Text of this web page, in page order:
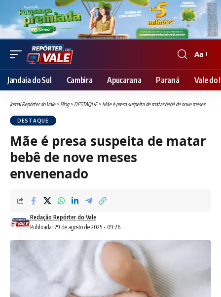
Font
Resizer
Aa
Jandaia do Sul Cambira Apucarana Paraná Vale do
Jornal Repórter do Vale> Blog> DESTAQUE> Mãe é presa suspeita de matar bebê de nove meses envenenado
DESTAQUE
Mãe é presa suspeita de matar
bebê de nove meses
envenenado
Publicada: 29 de agosto de 2025 - 09:26
Redação Repórter do Vale